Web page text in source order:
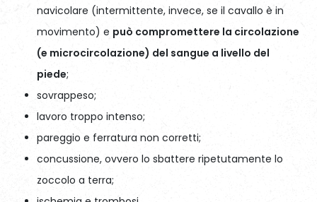
navicolare (intermittente, invece, se il cavallo è in
movimento) e può compromettere la circolazione
(e microcircolazione) del sangue a livello del
piede;
sovrappeso;
lavoro troppo intenso;
pareggio e ferratura non corretti;
concussione, ovvero lo sbattere ripetutamente lo
zoccolo a terra;